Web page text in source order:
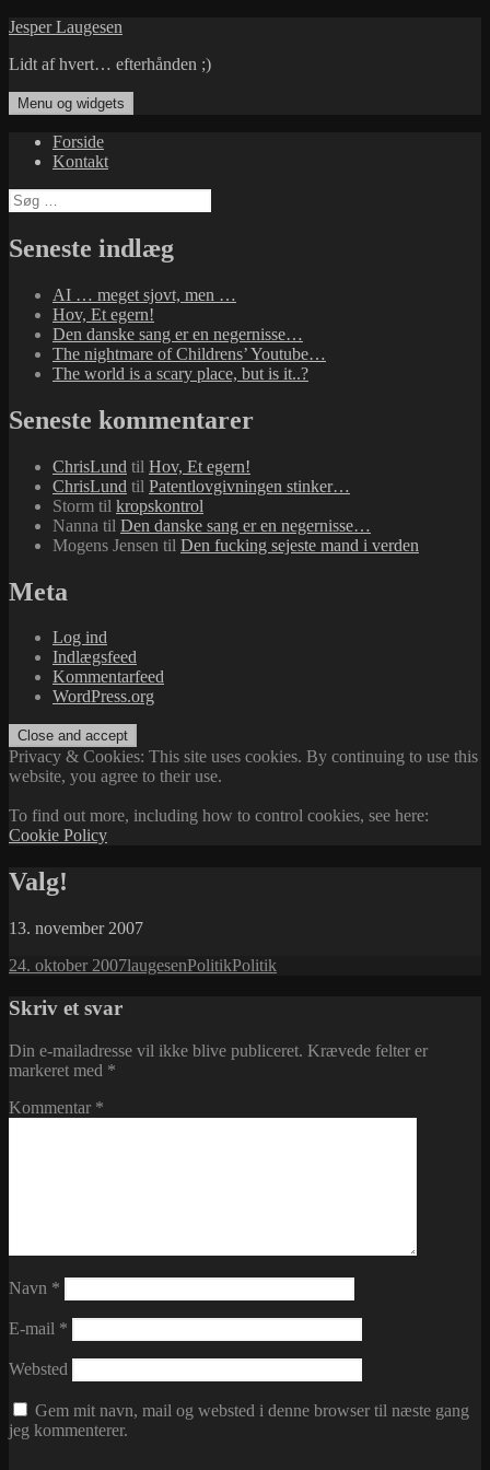
Hop
indhold
Jesper Laugesen
Lidt af hvert… efterhånden ;)
Menu og widgets
Forside
Kontakt
Søg
efter:
Seneste indlæg
AI … meget sjovt, men …
Hov, Et egern!
Den danske sang er en negernisse…
The nightmare of Childrens’ Youtube…
The world is a scary place, but is it..?
Seneste kommentarer
ChrisLund til Hov, Et egern!
ChrisLund til Patentlovgivningen stinker…
Storm til kropskontrol
Nanna til Den danske sang er en negernisse…
Mogens Jensen til Den fucking sejeste mand i verden
Meta
Log ind
Indlægsfeed
Kommentarfeed
WordPress.org
Privacy & Cookies: This site uses cookies. By continuing to use this
website, you agree to their use.
To find out more, including how to control cookies, see here:
Cookie Policy
Valg!
13. november 2007
Udgivet
24. oktober 2007Forfatter
laugesenKategorier
PolitikTags
Politik
Skriv et svar
Din e-mailadresse vil ikke blive publiceret. Krævede felter er
markeret med *
Kommentar *
Navn *
E-mail *
Websted
Gem mit navn, mail og websted i denne browser til næste gang
jeg kommenterer.